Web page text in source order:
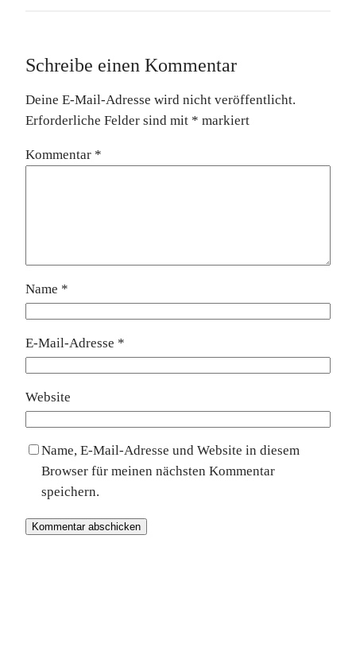
Schreibe einen Kommentar
Deine E-Mail-Adresse wird nicht veröffentlicht.
Erforderliche Felder sind mit * markiert
Kommentar *
Name *
E-Mail-Adresse *
Website
Name, E-Mail-Adresse und Website in diesem
Browser für meinen nächsten Kommentar
speichern.